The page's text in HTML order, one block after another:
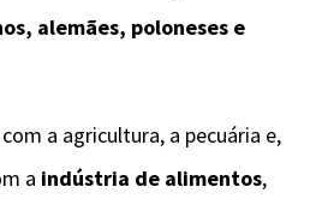
alemães, poloneses e
a agricultura, a pecuária e,
a indústria de alimentos,